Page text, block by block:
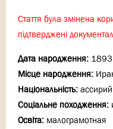
Стаття була змінена
підтверджені
Дата народження:
Місце народження:
Національність:
Соціальне походження:
Освіта: малограмотная